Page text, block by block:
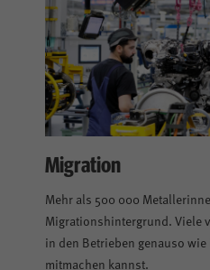
Migration
Mehr als 500 000
Migrationshintergrund. Viele
in den Betrieben genauso
mitmachen kannst.